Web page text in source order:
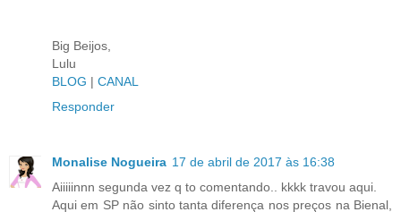
Big Beijos,
Lulu
BLOG | CANAL
Responder
Monalise Nogueira 17 de abril de 2017 às 16:38
Aiiiiinnn segunda vez q to comentando.. kkkk travou aqui.
Aqui em SP não sinto tanta diferença nos preços na Bienal,